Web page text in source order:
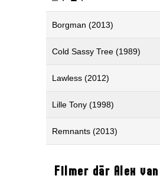
Borgman (2013)
Cold Sassy Tree (1989)
Lawless (2012)
Lille Tony (1998)
Remnants (2013)
Filmer där Alex